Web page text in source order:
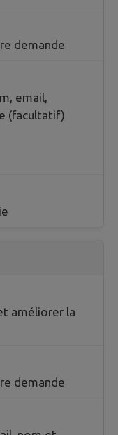
demande
email,
(facultatif)
améliorer la
demande